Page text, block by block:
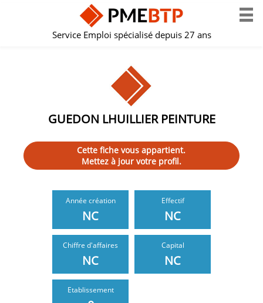
Service Emploi spécialisé depuis 27 ans
GUEDON LHUILLIER PEINTURE
Cette fiche vous appartient.
Mettez à jour votre profil.
Année création
NC
Effectif
NC
Chiffre d'affaires
NC
Capital
NC
Etablissement